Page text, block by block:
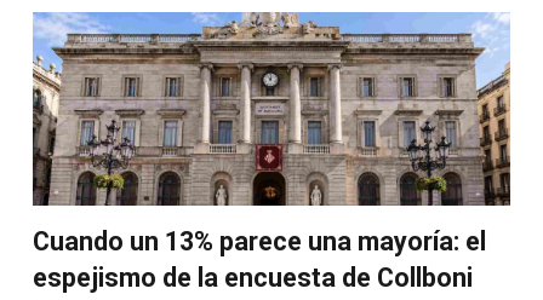
Cuando un 13% parece una mayoría: el
espejismo de la encuesta de Collboni